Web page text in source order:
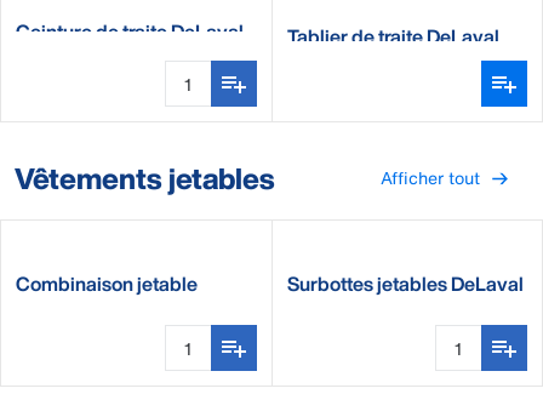
Ceinture de traite DeLaval Tablier de traite DeLaval
Vêtements jetables Afficher tout
Combinaison jetable Surbottes jetables DeLaval